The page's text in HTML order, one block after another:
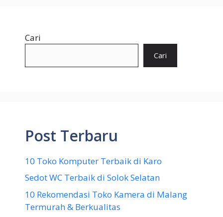
Cari
Cari
Post Terbaru
10 Toko Komputer Terbaik di Karo
Sedot WC Terbaik di Solok Selatan
10 Rekomendasi Toko Kamera di Malang
Termurah & Berkualitas